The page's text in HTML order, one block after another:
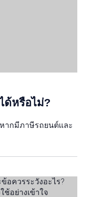
ด้หรือไม่?
ากมีภาษีรถยนต์และ